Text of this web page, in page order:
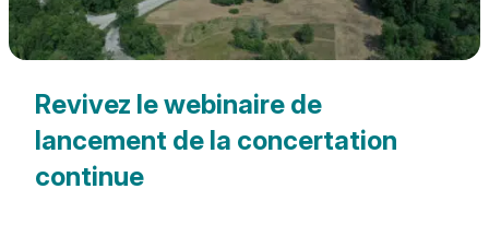
Revivez le webinaire de
lancement de la concertation
continue